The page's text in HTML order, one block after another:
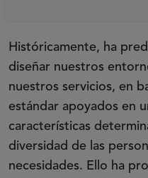
Históricamente, ha
diseñar nuestros
nuestros servicios, en
estándar apoyados en
características
diversidad de las
necesidades. Ello ha